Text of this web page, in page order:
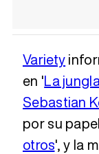
Variety
en 'La
Sebastian
por su
otros', y la